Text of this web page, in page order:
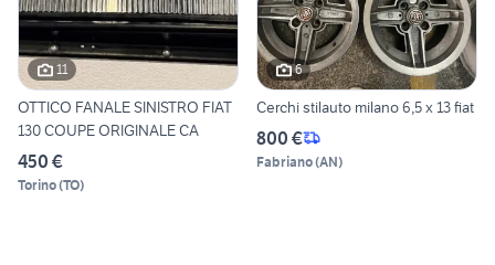
11
OTTICO FANALE SINISTRO FIAT
130 COUPE ORIGINALE CA
450 €
Torino(TO)
6
Cerchi stilauto milano 6,5 x 13 fiat
800 €
Fabriano(AN)